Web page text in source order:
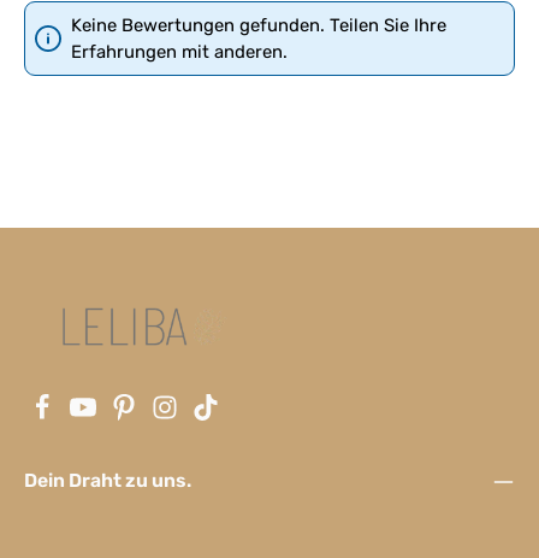
Keine Bewertungen gefunden. Teilen Sie Ihre
Erfahrungen mit anderen.
Dein Draht zu uns.